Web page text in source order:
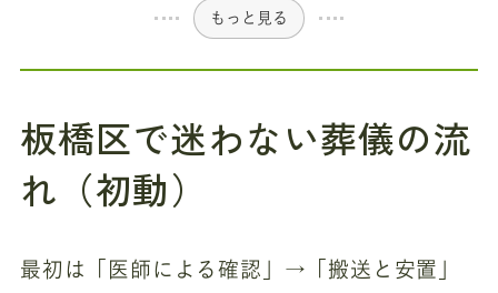
もっと見る
板橋区で迷わない葬儀の流
れ（初動）
最初は「医師による確認」→「搬送と安置」